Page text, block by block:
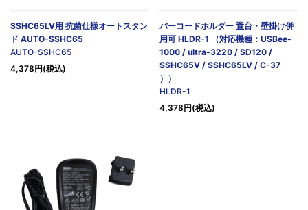
SSHC65LV用 抗菌仕様オートスタン
ド AUTO-SSHC65
AUTO-SSHC65
4,378円(税込)
バーコードホルダー 置台・壁掛け併
用可 HLDR-1 （対応機種：USBee-
1000 / ultra-3220 / SD120 /
SSHC65V / SSHC65LV / C-37
））
HLDR-1
4,378円(税込)